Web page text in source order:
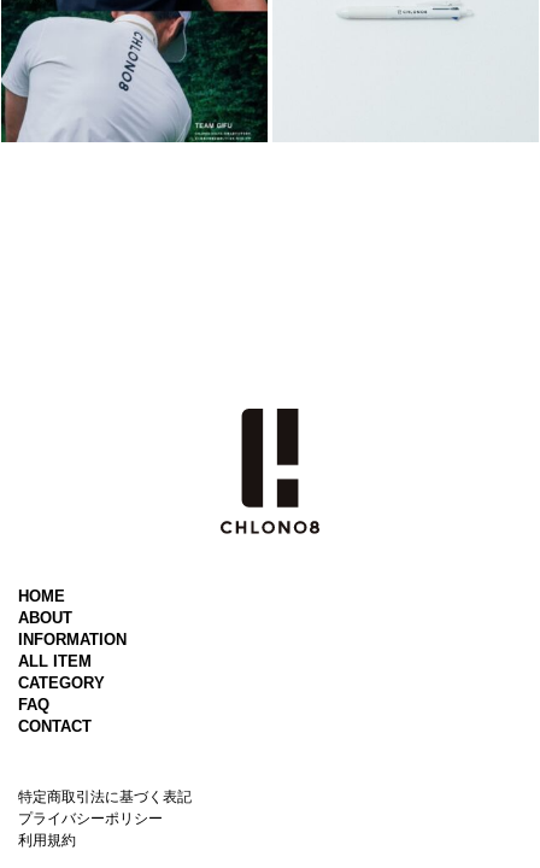
HOME
ABOUT
INFORMATION
ALL ITEM
CATEGORY
FAQ
CONTACT
特定商取引法に基づく表記
プライバシーポリシー
利用規約